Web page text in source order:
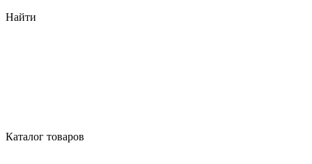
Найти
Каталог товаров